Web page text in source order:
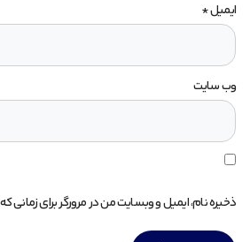
ایمیل*
وب‌ سایت
ذخیره نام، ایمیل و وبسایت من در مرورگر برای